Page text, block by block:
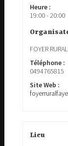
Heure :
19:00 - 20:00
FOYER
Téléphone :
0494765815
Site Web :
Lieu